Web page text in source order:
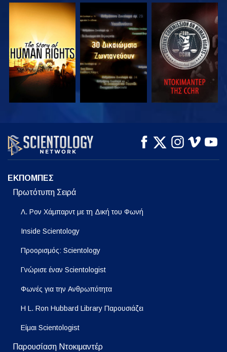
ΠΑΡΑΚΟΛΟΥΘΗΣΤΕ ΠΑΡΑΚΟΛΟΥΘΗΣΤΕ ΠΑΡΑΚΟΛΟΥΘΗΣΤΕ
ΠΑΡΑΚΟΛΟΥΘΗΣΤΕ ΠΑΡΑΚΟΛΟΥΘΗΣΤΕ
ΕΞΕΡΕΥΝΗΣΤΕ ΤΗ
ΣΕΙΡΑ
ΕΚΠΟΜΠΕΣ
Πρωτότυπη Σειρά
Λ. Ρον Χάμπαρντ με τη Δική του Φωνή
Inside Scientology
Προορισμός: Scientology
Γνώρισε έναν Scientologist
Φωνές για την Ανθρωπότητα
Η L. Ron Hubbard Library Παρουσιάζει
Είμαι Scientologist
Παρουσίαση Ντοκιμαντέρ